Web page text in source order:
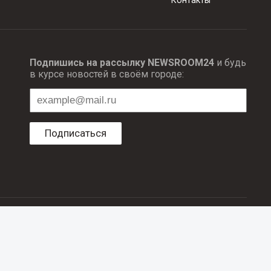
Подпишись на рассылку NEWSROOM24и будь
в курсе новостей в своём городе:
Подписаться